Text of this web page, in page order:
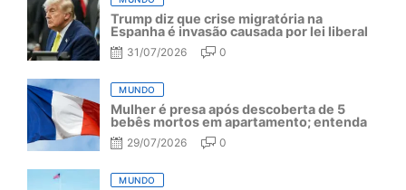
Trump diz que crise migratória na
Espanha é invasão causada por lei liberal
31/07/2026 0
MUNDO
Mulher é presa após descoberta de 5
bebês mortos em apartamento; entenda
29/07/2026 0
MUNDO